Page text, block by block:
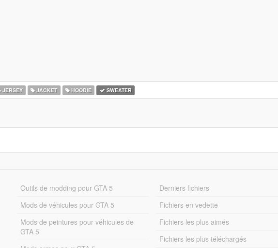
JERSEY JACKET HOODIE SWEATER
Outils de modding pour GTA 5
Mods de véhicules pour GTA 5
Mods de peintures pour véhicules de
GTA 5
Derniers fichiers
Fichiers en vedette
Fichiers les plus aimés
Fichiers les plus téléchargés